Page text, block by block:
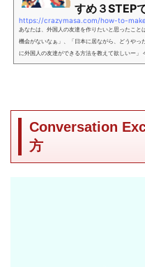
すめ３STEP
https://crazymasa.com/how-to-
あなたは、外国人の友達を作りたいと思ったこと
機会がないなぁ」、「日本に居ながら、どうやっ
に外国人の友達ができる方法を教えて欲しいー
欲しい、英語学習の初心者」に向けて、「日本
Conversation
方